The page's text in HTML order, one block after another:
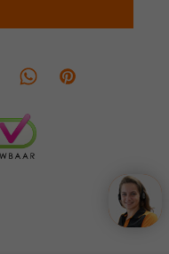
Twitter Pinterest